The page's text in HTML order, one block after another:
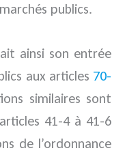
publics.
ainsi son entrée
aux articles 70-
similaires sont
41-4 à 41-6
de l’ordonnance